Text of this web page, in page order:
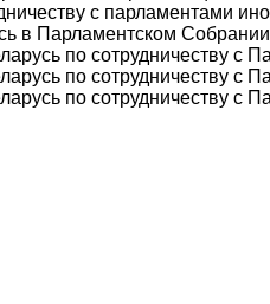
с парламентами
в Парламентском
по сотрудничеству с
по сотрудничеству с
по сотрудничеству с